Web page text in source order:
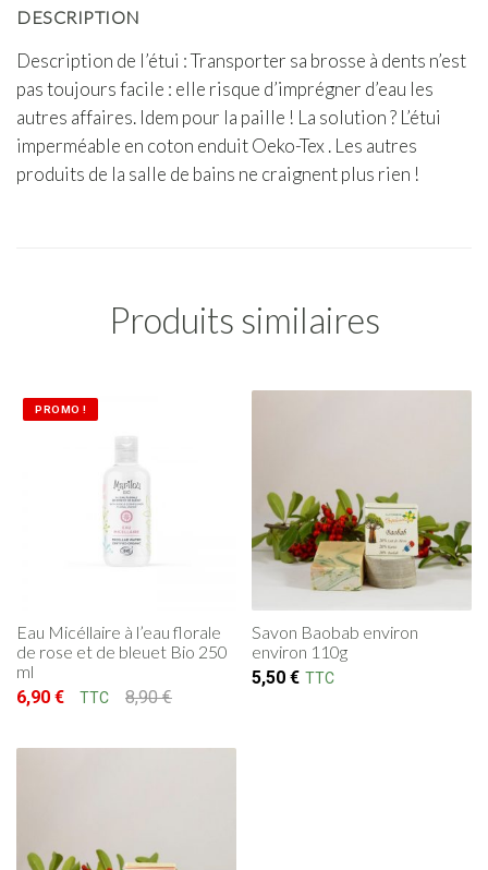
DESCRIPTION
Description de l’étui : Transporter sa brosse à dents n’est
pas toujours facile : elle risque d’imprégner d’eau les
autres affaires. Idem pour la paille ! La solution ? L’étui
imperméable en coton enduit Oeko-Tex . Les autres
produits de la salle de bains ne craignent plus rien !
Produits similaires
PROMO !
Eau Micéllaire à l’eau florale
de rose et de bleuet Bio 250
ml
8,90€
Le prix initial était : 8,90 €.
6,90 €
Le prix actuel est : 6,90 €.
TTC
Savon Baobab environ
environ 110g
5,50€ TTC